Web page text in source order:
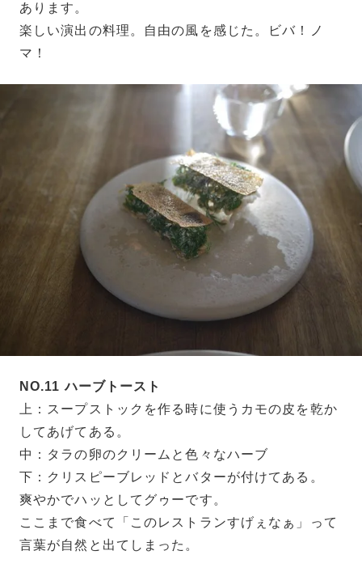
あります。
楽しい演出の料理。自由の風を感じた。ビバ！ノ
マ！
NO.11 ハーブトースト
上：スープストックを作る時に使うカモの皮を乾か
してあげてある。
中：タラの卵のクリームと色々なハーブ
下：クリスピーブレッドとバターが付けてある。
爽やかでハッとしてグゥーです。
ここまで食べて「このレストランすげぇなぁ」って
言葉が自然と出てしまった。